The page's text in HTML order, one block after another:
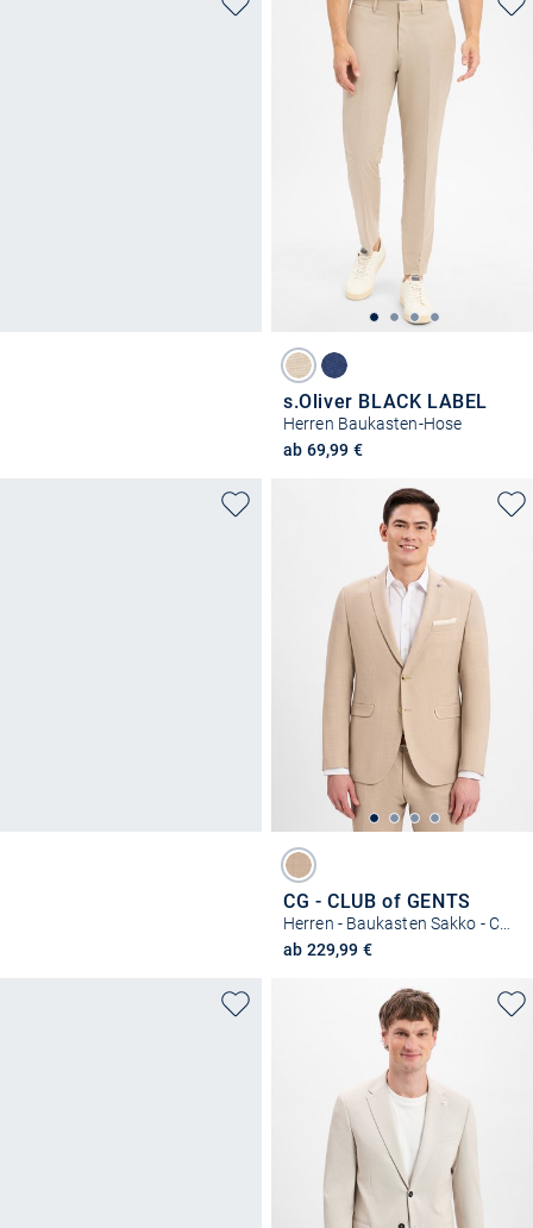
s.Oliver BLACK LABEL
Herren Baukasten-Hose
ab 69,99 €
CG - CLUB of GENTS
Herren - Baukasten Sakko - Caden
ab 229,99 €